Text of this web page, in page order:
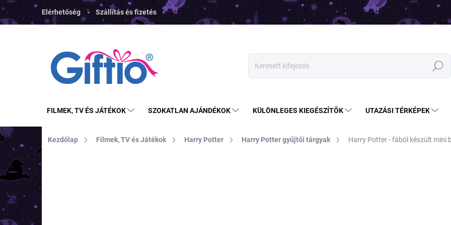
Ugrás
fő
Elérhetőség Szállítás és fizetés
Keresés
FILMEK, TV ÉS JÁTÉKOK SZOKATLAN AJÁNDÉKOK KÜLÖNLEGES KIEGÉSZÍTŐK UTAZÁSI TÉRKÉPEK
Kezdőlap Filmek, TV és Játékok Harry Potter Harry Potter gyűjtői tárgyak Harry Potter - fából készült mini